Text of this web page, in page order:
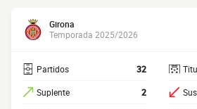
Girona
Temporada 2025/2026
Partidos 32
Suplente 2